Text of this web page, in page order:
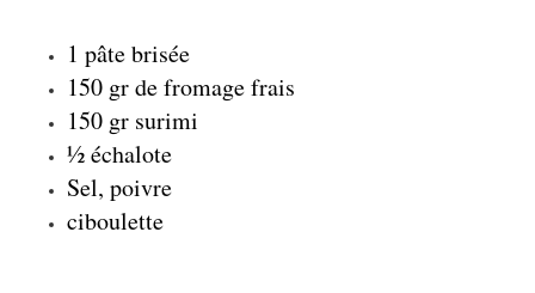
1 pâte brisée
150 gr de fromage frais
150 gr surimi
½ échalote
Sel, poivre
ciboulette